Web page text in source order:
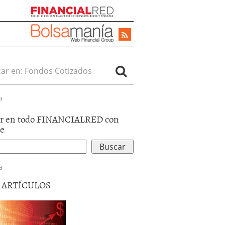
en:
en todo FINANCIALRED con
ARTÍCULOS